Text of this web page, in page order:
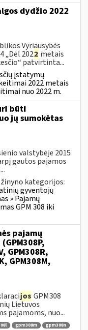
dydžio 2022
Vyriausybės
„Dėl 2022 metais
patvirtinta...
įstatymų
2022 metais
nuo 2022 m.
būti
jų sumokėtas
valstybėje 2015
gautos pajamos
kategorijos:
gyventojų
» Pajamų
GPM 308 iki
pajamų
GPM308R,
GPM308M,
jos GPM308
Lietuvos
pajamoms, nuo...
gpm308m
gpm308n